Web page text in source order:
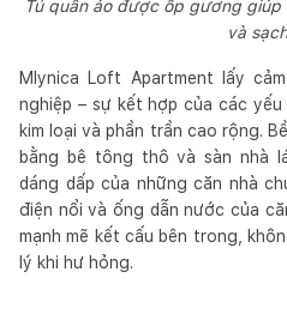
Tủ quần áo được ốp gương
và
Mlynica Loft Apartment lấy
nghiệp – sự kết hợp của các
kim loại và phần trần cao rộng.
bằng bê tông thô và sàn nhà
dáng dấp của những căn nhà
điện nổi và ống dẫn nước của
mạnh mẽ kết cấu bên trong,
lý khi hư hỏng.